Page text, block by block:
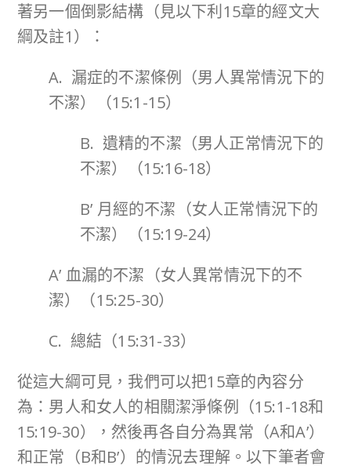
著另一個倒影結構（見以下利15章的經文大
綱及註1）：
A. 漏症的不潔條例（男人異常情況下的
不潔）（15:1-15）
B. 遺精的不潔（男人正常情況下的
不潔）（15:16-18）
B’ 月經的不潔（女人正常情況下的
不潔）（15:19-24）
A’ 血漏的不潔（女人異常情況下的不
潔）（15:25-30）
C. 總結（15:31-33）
從這大綱可見，我們可以把15章的內容分
為：男人和女人的相關潔淨條例（15:1-18和
15:19-30），然後再各自分為異常（A和A’）
和正常（B和B’）的情況去理解。以下筆者會